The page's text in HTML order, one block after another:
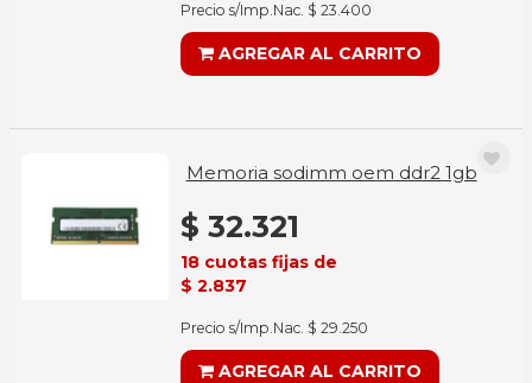
Precio s/Imp.Nac. $ 23.400
AGREGAR AL CARRITO
Memoria sodimm oem ddr2 1gb
$ 32.321
18 cuotas fijas de
$ 2.837
Precio s/Imp.Nac. $ 29.250
AGREGAR AL CARRITO